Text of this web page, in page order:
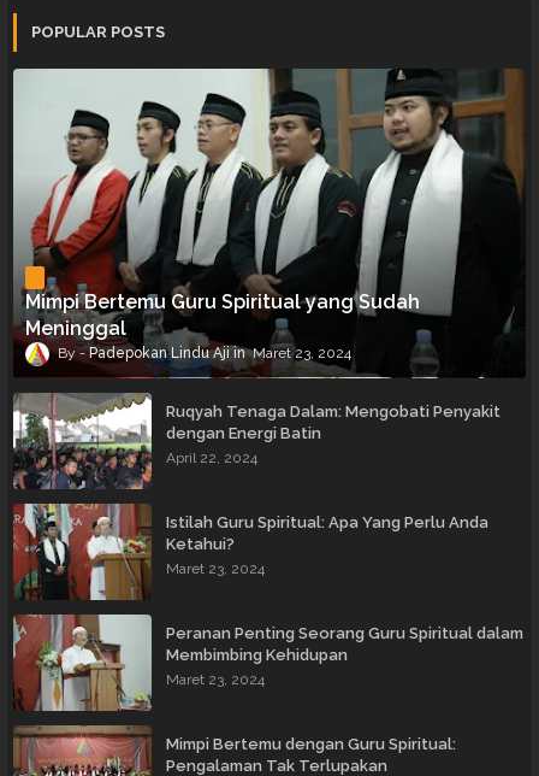
POPULAR POSTS
Mimpi Bertemu Guru Spiritual yang Sudah
Meninggal
Padepokan Lindu Aji Maret 23, 2024
Ruqyah Tenaga Dalam: Mengobati Penyakit
dengan Energi Batin
April 22, 2024
Istilah Guru Spiritual: Apa Yang Perlu Anda
Ketahui?
Maret 23, 2024
Peranan Penting Seorang Guru Spiritual dalam
Membimbing Kehidupan
Maret 23, 2024
Mimpi Bertemu dengan Guru Spiritual:
Pengalaman Tak Terlupakan